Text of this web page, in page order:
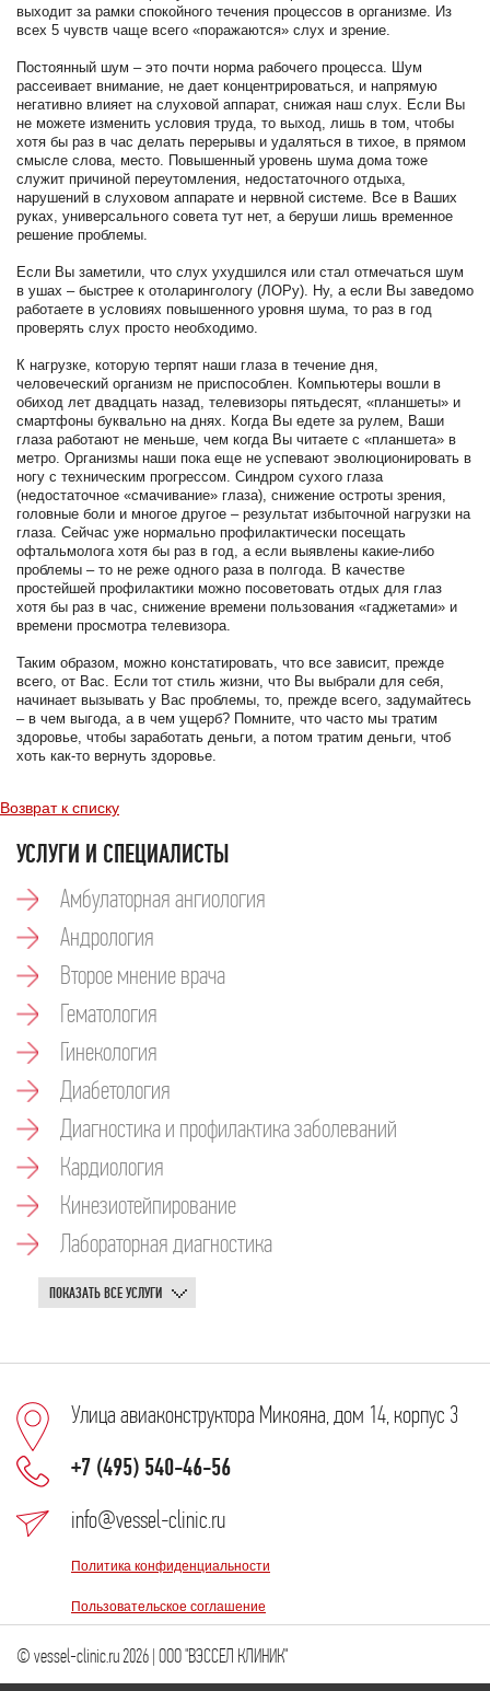
выходит за рамки спокойного течения процессов в организме. Из
всех 5 чувств чаще всего «поражаются» слух и зрение.
Постоянный шум – это почти норма рабочего процесса. Шум
рассеивает внимание, не дает концентрироваться, и напрямую
негативно влияет на слуховой аппарат, снижая наш слух. Если Вы
не можете изменить условия труда, то выход, лишь в том, чтобы
хотя бы раз в час делать перерывы и удаляться в тихое, в прямом
смысле слова, место. Повышенный уровень шума дома тоже
служит причиной переутомления, недостаточного отдыха,
нарушений в слуховом аппарате и нервной системе. Все в Ваших
руках, универсального совета тут нет, а беруши лишь временное
решение проблемы.
Если Вы заметили, что слух ухудшился или стал отмечаться шум
в ушах – быстрее к отоларингологу (ЛОРу). Ну, а если Вы заведомо
работаете в условиях повышенного уровня шума, то раз в год
проверять слух просто необходимо.
К нагрузке, которую терпят наши глаза в течение дня,
человеческий организм не приспособлен. Компьютеры вошли в
обиход лет двадцать назад, телевизоры пятьдесят, «планшеты» и
смартфоны буквально на днях. Когда Вы едете за рулем, Ваши
глаза работают не меньше, чем когда Вы читаете с «планшета» в
метро. Организмы наши пока еще не успевают эволюционировать в
ногу с техническим прогрессом. Синдром сухого глаза
(недостаточное «смачивание» глаза), снижение остроты зрения,
головные боли и многое другое – результат избыточной нагрузки на
глаза. Сейчас уже нормально профилактически посещать
офтальмолога хотя бы раз в год, а если выявлены какие-либо
проблемы – то не реже одного раза в полгода. В качестве
простейшей профилактики можно посоветовать отдых для глаз
хотя бы раз в час, снижение времени пользования «гаджетами» и
времени просмотра телевизора.
Таким образом, можно констатировать, что все зависит, прежде
всего, от Вас. Если тот стиль жизни, что Вы выбрали для себя,
начинает вызывать у Вас проблемы, то, прежде всего, задумайтесь
– в чем выгода, а в чем ущерб? Помните, что часто мы тратим
здоровье, чтобы заработать деньги, а потом тратим деньги, чтоб
хоть как-то вернуть здоровье.
Возврат к списку
УСЛУГИ И СПЕЦИАЛИСТЫ
Амбулаторная ангиология
Андрология
Второе мнение врача
Гематология
Гинекология
Диабетология
Диагностика и профилактика заболеваний
Кардиология
Кинезиотейпирование
Лабораторная диагностика
ПОКАЗАТЬ ВСЕ УСЛУГИ
Улица авиаконструктора Микояна, дом 14, корпус 3
+7 (495) 540-46-56
info@vessel-clinic.ru
Политика конфиденциальности
Пользовательское соглашение
© vessel-clinic.ru 2026 | ООО "ВЭССЕЛ КЛИНИК"